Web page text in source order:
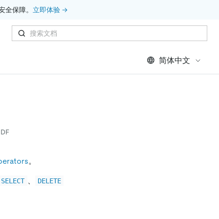
保障。 立即体验 →
简体中文
。
SELECT DELETE